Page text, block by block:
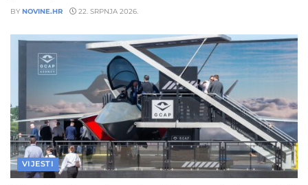
BY NOVINE.HR 22. SRPNJA 2026.
VIJESTI